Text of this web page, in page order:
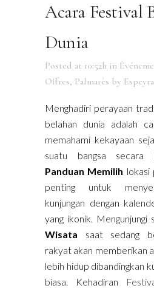
Acara Festival
Dunia
Posted at 10:52h in
Offres, Palmarès by
Menghadiri perayaan
belahan dunia adalah
memahami kekayaan
suatu bangsa secara
Panduan Memilih lokasi
penting untuk
kunjungan dengan
yang ikonik. Mengunjungi
Wisata saat sedang
rakyat akan memberikan
lebih hidup dibandingkan
biasa. Kehadiran